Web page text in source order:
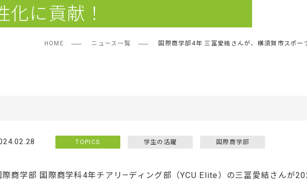
化に貢献！
HOME ニュース一覧 国際商学部4年 三冨愛結さんが、横須賀市スポー
TOPICS 学生の活躍 国際商学部
際商学部 国際商学科4年チアリ—ディング部（YCU Elite）の三冨愛結さんが